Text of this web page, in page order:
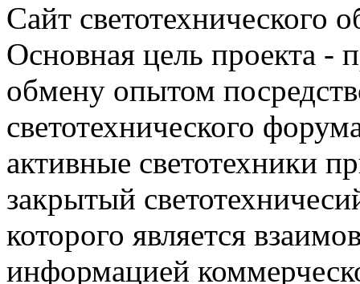
Сайт светотехнического
Основная цель проекта -
обмену опытом
светотехнического
активные светотехники
закрытый
которого является
информацией